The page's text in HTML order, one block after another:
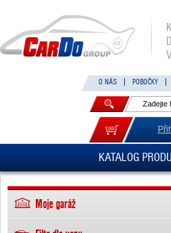
O NÁS POBOČKY
KATALOG
Moje garáž